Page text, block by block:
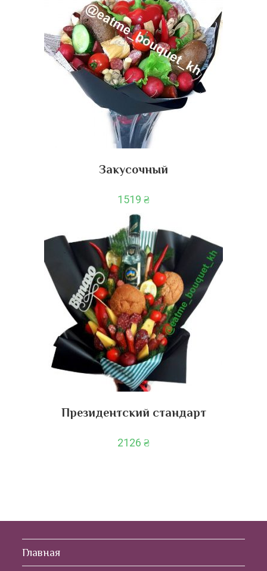
Закусочный
1519 ₴
Президентский стандарт
2126 ₴
Главная